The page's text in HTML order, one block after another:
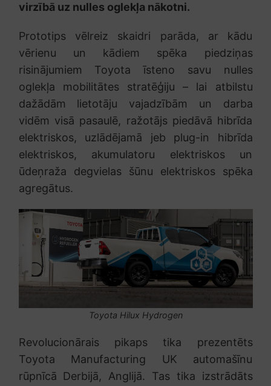
virzībā uz nulles oglekļa nākotni.
Prototips vēlreiz skaidri parāda, ar kādu
vērienu un kādiem spēka piedziņas
risinājumiem Toyota īsteno savu nulles
oglekļa mobilitātes stratēģiju – lai atbilstu
dažādām lietotāju vajadzībām un darba
vidēm visā pasaulē, ražotājs piedāvā hibrīda
elektriskos, uzlādējamā jeb plug-in hibrīda
elektriskos, akumulatoru elektriskos un
ūdeņraža degvielas šūnu elektriskos spēka
agregātus.
Toyota Hilux Hydrogen
Revolucionārais pikaps tika prezentēts
Toyota Manufacturing UK automašīnu
rūpnīcā Derbijā, Anglijā. Tas tika izstrādāts